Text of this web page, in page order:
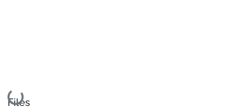
Loading...
Files